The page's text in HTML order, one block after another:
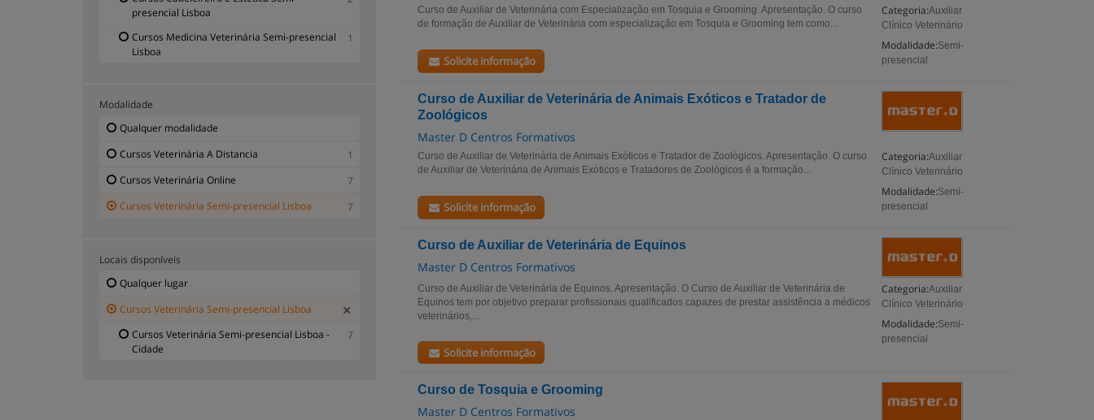
Categoria:Auxiliar
Clínico Veterinário
Modalidade:Semi-
presencial
Curso de Auxiliar de Veterinária com Especialização em Tosquia e Grooming. Apresentação. O curso
de formação de Auxiliar de Veterinária com especialização em Tosquia e Grooming tem como...
Solicite informação
Curso de Auxiliar de Veterinária de Animais Exóticos e Tratador de
Zoológicos
Master D Centros Formativos
Categoria:Auxiliar
Clínico Veterinário
Modalidade:Semi-
presencial
Curso de Auxiliar de Veterinária de Animais Exóticos e Tratador de Zoológicos. Apresentação. O curso
de Auxiliar de Veterinária de Animais Exóticos e Tratadores de Zoológicos é a formação...
Solicite informação
Curso de Auxiliar de Veterinária de Equinos
Master D Centros Formativos
Categoria:Auxiliar
Clínico Veterinário
Modalidade:Semi-
presencial
Curso de Auxiliar de Veterinária de Equinos. Apresentação. O Curso de Auxiliar de Veterinária de
Equinos tem por objetivo preparar profissionais qualificados capazes de prestar assistência a médicos
veterinários,...
Solicite informação
Curso de Tosquia e Grooming
Master D Centros Formativos
presencial Lisboa
Cursos Medicina Veterinária Semi-presencial
Lisboa
1
Modalidade
Qualquer modalidade
Cursos Veterinária A Distancia
1
Cursos Veterinária Online
7
Cursos Veterinária Semi-presencial Lisboa
7
Locais disponíveis
Qualquer lugar
Cursos Veterinária Semi-presencial Lisboa
Cursos Veterinária Semi-presencial Lisboa -
Cidade
7